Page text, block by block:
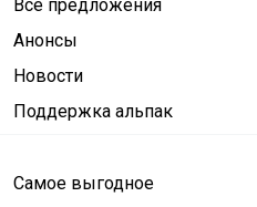
Все предложения
Анонсы
Новости
Поддержка альпак
Самое выгодное